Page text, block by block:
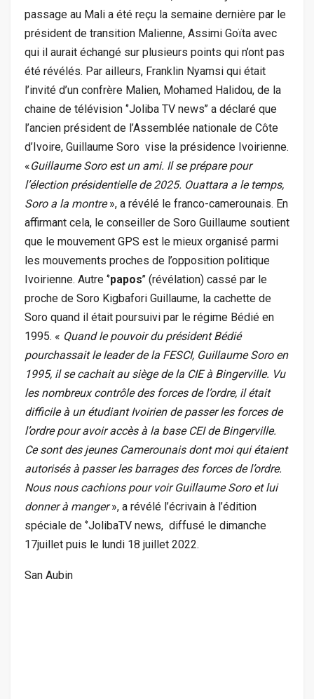
passage au Mali a été reçu la semaine dernière par le
président de transition Malienne, Assimi Goïta avec
qui il aurait échangé sur plusieurs points qui n’ont pas
été révélés. Par ailleurs, Franklin Nyamsi qui était
l’invité d’un confrère Malien, Mohamed Halidou, de la
chaine de télévision ‘’Joliba TV news’’ a déclaré que
l’ancien président de l’Assemblée nationale de Côte
d’Ivoire, Guillaume Soro vise la présidence Ivoirienne.
«Guillaume Soro est un ami. Il se prépare pour
l’élection présidentielle de 2025. Ouattara a le temps,
Soro a la montre», a révélé le franco-camerounais. En
affirmant cela, le conseiller de Soro Guillaume soutient
que le mouvement GPS est le mieux organisé parmi
les mouvements proches de l’opposition politique
Ivoirienne. Autre ‘’papos’’ (révélation) cassé par le
proche de Soro Kigbafori Guillaume, la cachette de
Soro quand il était poursuivi par le régime Bédié en
1995. « Quand le pouvoir du président Bédié
pourchassait le leader de la FESCI, Guillaume Soro en
1995, il se cachait au siège de la CIE à Bingerville. Vu
les nombreux contrôle des forces de l’ordre, il était
difficile à un étudiant Ivoirien de passer les forces de
l’ordre pour avoir accès à la base CEI de Bingerville.
Ce sont des jeunes Camerounais dont moi qui étaient
autorisés à passer les barrages des forces de l’ordre.
Nous nous cachions pour voir Guillaume Soro et lui
donner à manger», a révélé l’écrivain à l’édition
spéciale de ‘’JolibaTV news, diffusé le dimanche
17juillet puis le lundi 18 juillet 2022.
San Aubin